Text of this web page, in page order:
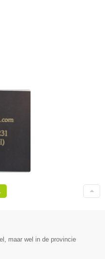
maar wel in de provincie